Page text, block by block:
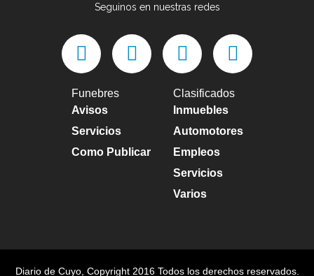
Seguinos en nuestras redes
Funebres
Avisos
Servicios
Como Publicar
Clasificados
Inmuebles
Automotores
Empleos
Servicios
Varios
Diario de Cuyo, Copyright 2016 Todos los derechos reservados.